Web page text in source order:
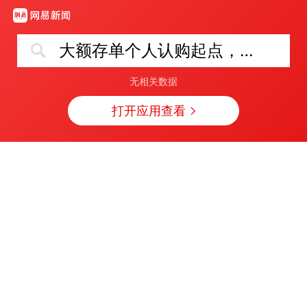
大额存单个人认购起点，拟从30万元降至20万元
无相关数据
打开应用查看